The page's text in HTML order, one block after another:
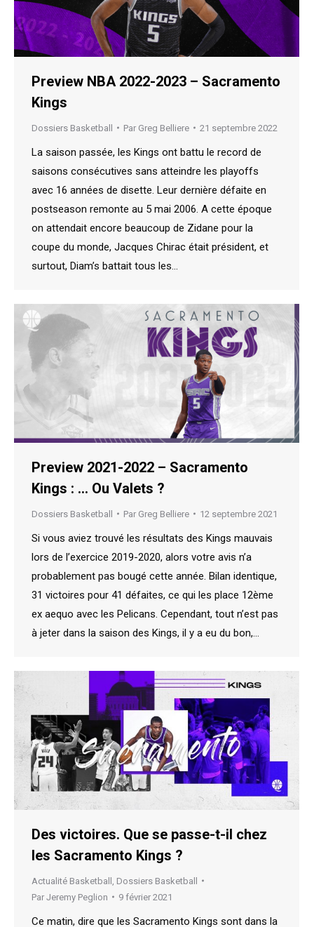
Preview NBA 2022-2023 – Sacramento
Kings
Dossiers Basketball Par Greg Belliere 21 septembre 2022
La saison passée, les Kings ont battu le record de
saisons consécutives sans atteindre les playoffs
avec 16 années de disette. Leur dernière défaite en
postseason remonte au 5 mai 2006. A cette époque
on attendait encore beaucoup de Zidane pour la
coupe du monde, Jacques Chirac était président, et
surtout, Diam’s battait tous les…
Preview 2021-2022 – Sacramento
Kings : … Ou Valets ?
Dossiers Basketball Par Greg Belliere 12 septembre 2021
Si vous aviez trouvé les résultats des Kings mauvais
lors de l’exercice 2019-2020, alors votre avis n’a
probablement pas bougé cette année. Bilan identique,
31 victoires pour 41 défaites, ce qui les place 12ème
ex aequo avec les Pelicans. Cependant, tout n’est pas
à jeter dans la saison des Kings, il y a eu du bon,…
Des victoires. Que se passe-t-il chez
les Sacramento Kings ?
Actualité Basketball
Dossiers Basketball
Par Jeremy Peglion 9 février 2021
Ce matin, dire que les Sacramento Kings sont dans la